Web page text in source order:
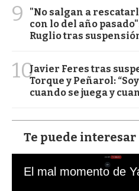
9
"No salgan a
con lo del año
Ruglio tras
10Javier Feres tras
Torque y Peñarol:
cuando se juega y
Te puede interesar